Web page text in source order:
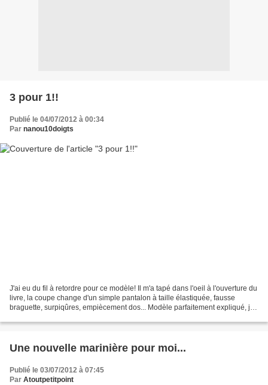
3 pour 1!!
Publié le 04/07/2012 à 00:34
Par nanou10doigts
J'ai eu du fil à retordre pour ce modèle! Il m'a tapé dans l'oeil à l'ouverture du
livre, la coupe change d'un simple pantalon à taille élastiquée, fausse
braguette, surpiqûres, empiècement dos... Modèle parfaitement expliqué, je
Une nouvelle marinière pour moi...
Publié le 03/07/2012 à 07:45
Par Atoutpetitpoint